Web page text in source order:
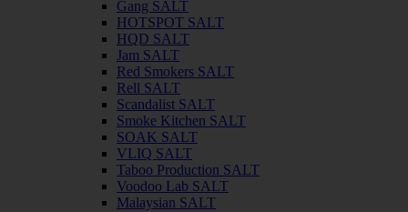
Gang SALT
HOTSPOT SALT
HQD SALT
Jam SALT
Red Smokers SALT
Rell SALT
Scandalist SALT
Smoke Kitchen SALT
SOAK SALT
VLIQ SALT
Taboo Production SALT
Voodoo Lab SALT
Malaysian SALT